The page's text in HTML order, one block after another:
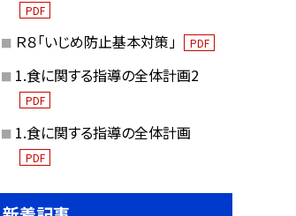
PDF
Ｒ８「いじめ防止基本対策」 PDF
1.食に関する指導の全体計画2
PDF
1.食に関する指導の全体計画
PDF